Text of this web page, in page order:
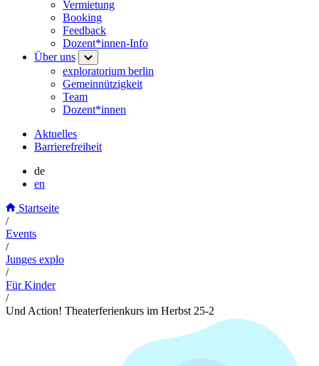
Vermietung
Booking
Feedback
Dozent*innen-Info
Über uns
exploratorium berlin
Gemeinnützigkeit
Team
Dozent*innen
Aktuelles
Barrierefreiheit
de
en
Startseite
/
Events
/
Junges explo
/
Für Kinder
/
Und Action! Theaterferienkurs im Herbst 25-2